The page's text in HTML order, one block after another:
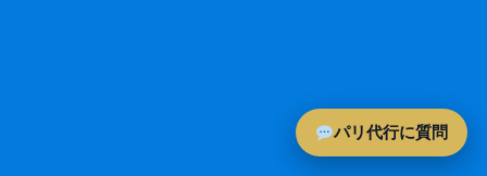
パリ代行に質問